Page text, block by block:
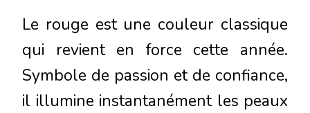
Le rouge est une couleur classique
qui revient en force cette année.
Symbole de passion et de confiance,
il illumine instantanément les peaux